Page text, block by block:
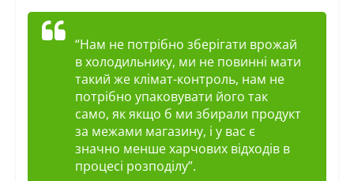
“Нам не потрібно зберігати врожай
в холодильнику, ми не повинні мати
такий же клімат-контроль, нам не
потрібно упаковувати його так
само, як якщо б ми збирали продукт
за межами магазину, і у вас є
значно менше харчових відходів в
процесі розподілу”.